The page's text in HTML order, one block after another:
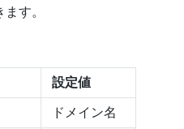
す。
設定値
ドメイン名